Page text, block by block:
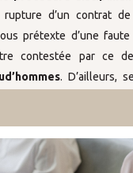
rupture d’un contrat
prétexte d’une
contestée par ce
. D’ailleurs,